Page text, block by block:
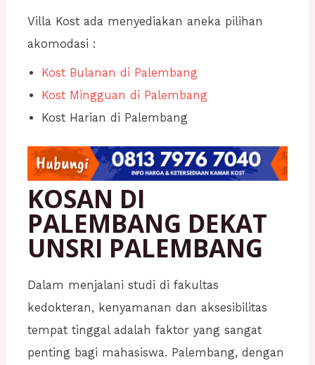
Villa Kost ada menyediakan aneka pilihan
akomodasi :
Kost Bulanan di Palembang
Kost Mingguan di Palembang
Kost Harian di Palembang
KOSAN DI
PALEMBANG DEKAT
UNSRI PALEMBANG
Dalam menjalani studi di fakultas
kedokteran, kenyamanan dan aksesibilitas
tempat tinggal adalah faktor yang sangat
penting bagi mahasiswa. Palembang, dengan